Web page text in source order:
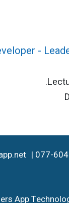
-
077-